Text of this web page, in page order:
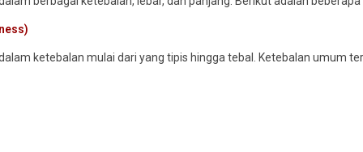
ketebalan mulai dari yang tipis hingga tebal. Ketebalan umum